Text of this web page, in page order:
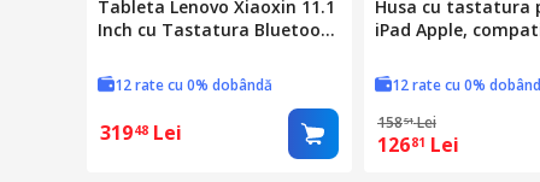
Tableta Lenovo Xiaoxin 11.1
Inch cu Tastatura Bluetooth
Neagra
12 rate cu 0% dobândă
31948 Lei
Husa cu tastatura
iPad Apple,
iPad 11th Gen (A16)
10.9", tastatura
iluminata in 7 culori,
Bluetooth 5.3, USB-
12 rate cu 0%
15851 Lei
12681 Lei